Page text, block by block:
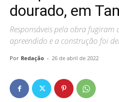
dourado, em
Responsáveis pela obra
apreendido e a construção foi
Por Redação - 26 de abril de 2022